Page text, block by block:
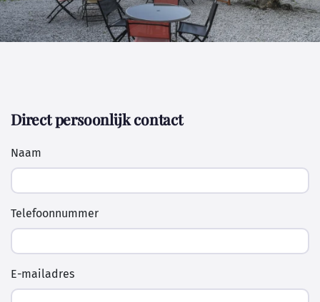
Direct persoonlijk contact
Naam
Telefoonnummer
E-mailadres